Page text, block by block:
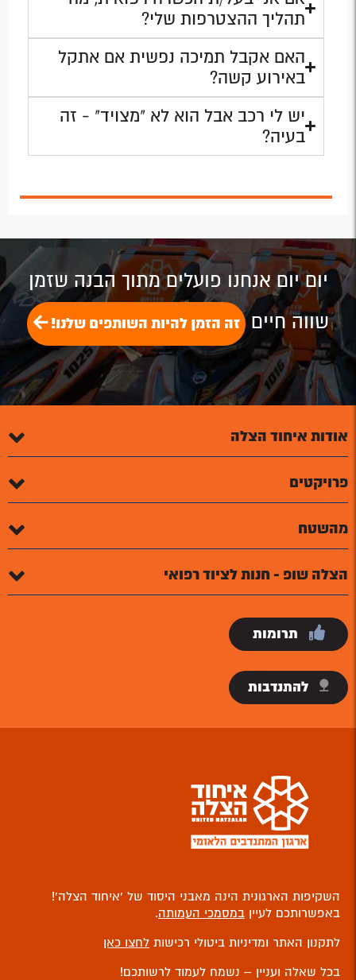
תהליך ההצטרפות שלי?
האם אקבל תמיכה נפשית אם אתקל
באירוע קשה?
יש לי רכב אבל הוא לא "מצויד" - זה
בעיה?
יום יום אנחנו פועלים מתוך הבנה שזמן
שווה חיים זה הזמן להיות השותפים שלנו!
אודות איחוד הצלה
פרויקטים
מהשטח
הצלה שופ - חנות לציוד רפואי
תרומות
להתנדבות
השקיפות הארגונית הינה מאבני היסוד של ‘איחוד הצלה’!
באפשרותכם לעיין במסמכי העמותה.
לתקנון האתר ומדיניות ביטולי רכישות לחצו כאן
בכל שאלה ועניין – נשמח לעמוד לרשותכם!